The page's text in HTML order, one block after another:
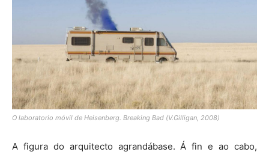
O laboratorio móvil de Heisenberg. Breaking Bad (V.Gilligan, 2008)
A figura do arquitecto agrandábase. Á fin e ao cabo,